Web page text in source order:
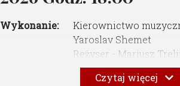
Wykonanie:
Kierownictwo
Yaroslav Shemet
Reżyser - Mariusz
Scenografia - Boris
Choreografia - Tomasz
Czytaj więcej